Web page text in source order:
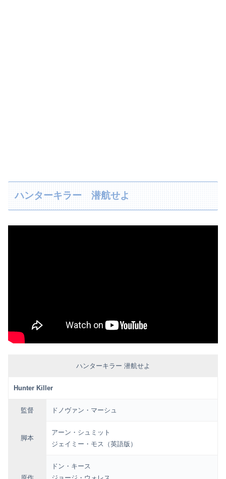
ハンターキラー 潜航せよ
ハンターキラー 潜航せよ
Hunter Killer
監督 ドノヴァン・マーシュ
脚本
アーン・シュミット
ジェイミー・モス （英語版）
ドン・キース